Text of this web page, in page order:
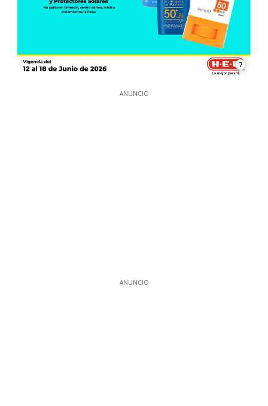
7
ANUNCIO
ANUNCIO